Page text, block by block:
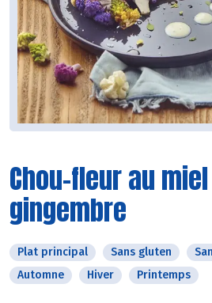
Chou-fleur au
gingembre
Plat principal Sans gluten
Automne
Hiver Printemps